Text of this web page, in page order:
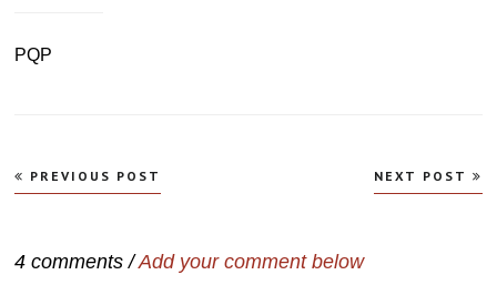
PQP
Navegação
de
PREVIOUS POST NEXT POST
4 comments /Add your comment below